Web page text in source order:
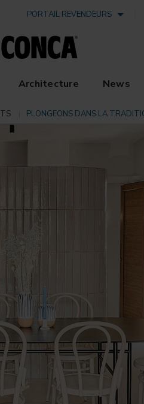
PORTAIL REVENDEURS
Architecture News
PLONGEONS DANS LA